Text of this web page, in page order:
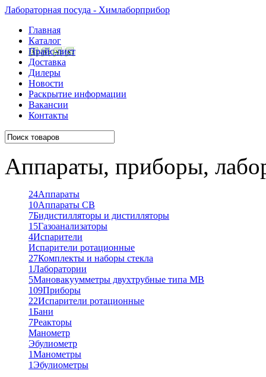
Лабораторная посуда - Химлаборприбор
Главная
Каталог
Прайс-лист
Доставка
Дилеры
Новости
Раскрытие информации
Вакансии
Контакты
Аппараты, приборы,
24Аппараты
10Аппараты СВ
7Бидистилляторы и дистилляторы
15Газоанализаторы
4Испарители
Испарители ротационные
27Комплекты и наборы стекла
1Лаборатории
5Мановакуумметры двухтрубные типа МВ
109Приборы
22Испарители ротационные
1Бани
7Реакторы
Манометр
Эбулиометр
1Манометры
1Эбулиометры